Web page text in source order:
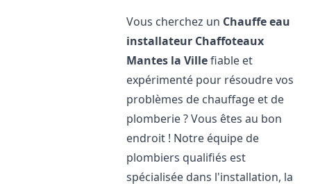
Vous cherchez un Chauffe eau
installateur Chaffoteaux
Mantes la Villefiable et
expérimenté pour résoudre vos
problèmes de chauffage et de
plomberie ? Vous êtes au bon
endroit ! Notre équipe de
plombiers qualifiés est
spécialisée dans l'installation, la